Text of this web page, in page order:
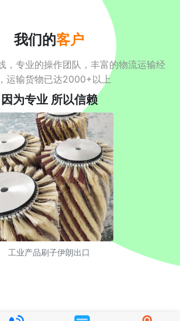
我们的客户
，专业的操作团队，丰富的物流运输经
运输货物已达2000+以上
因为专业 所以信赖
工业产品刷子伊朗出口